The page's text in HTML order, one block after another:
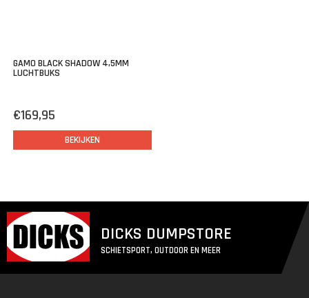
GAMO BLACK SHADOW 4,5MM
LUCHTBUKS
€169,95
BEKIJKEN
DICKS DUMPSTORE
SCHIETSPORT, OUTDOOR EN MEER